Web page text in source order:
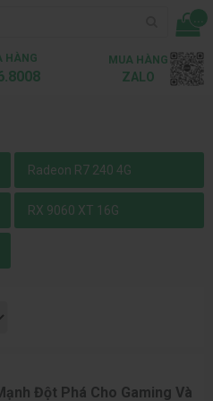
...
HÀNG MUA HÀNG
ZALO
Radeon R7 240 4G
RX 9060 XT 16G
Đột Phá Cho Gaming Và